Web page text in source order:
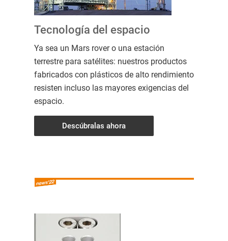
Tecnología del espacio
Ya sea un Mars rover o una estación
terrestre para satélites: nuestros productos
fabricados con plásticos de alto rendimiento
resisten incluso las mayores exigencias del
espacio.
Descúbralas ahora